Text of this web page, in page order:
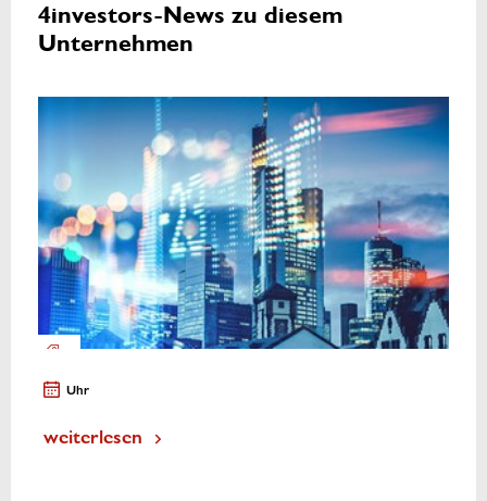
4investors-News zu diesem
Unternehmen
Uhr
weiterlesen